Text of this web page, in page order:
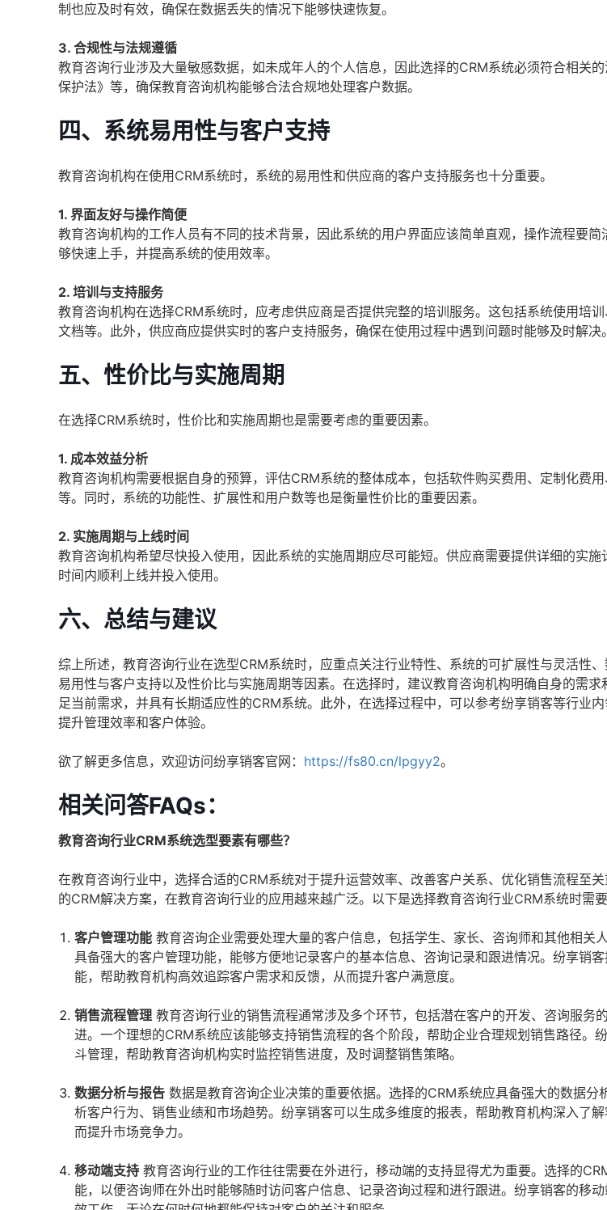
制也应及时有效，确保在数据丢失的情况下能够快速恢复。
3. 合规性与法规遵循
教育咨询行业涉及大量敏感数据，如未成年人的个人信息，因此选择的CRM系统必须符合相关
保护法》等，确保教育咨询机构能够合法合规地处理客户数据。
四、系统易用性与客户支持
教育咨询机构在使用CRM系统时，系统的易用性和供应商的客户支持服务也十分重要。
1. 界面友好与操作简便
教育咨询机构的工作人员有不同的技术背景，因此系统的用户界面应该简单直观，操作流程要
够快速上手，并提高系统的使用效率。
2. 培训与支持服务
教育咨询机构在选择CRM系统时，应考虑供应商是否提供完整的培训服务。这包括系统使用培
文档等。此外，供应商应提供实时的客户支持服务，确保在使用过程中遇到问题时能够及时解决。
五、性价比与实施周期
在选择CRM系统时，性价比和实施周期也是需要考虑的重要因素。
1. 成本效益分析
教育咨询机构需要根据自身的预算，评估CRM系统的整体成本，包括软件购买费用、定制化费
等。同时，系统的功能性、扩展性和用户数等也是衡量性价比的重要因素。
2. 实施周期与上线时间
教育咨询机构希望尽快投入使用，因此系统的实施周期应尽可能短。供应商需要提供详细的实
时间内顺利上线并投入使用。
六、总结与建议
综上所述，教育咨询行业在选型CRM系统时，应重点关注行业特性、系统的可扩展性与灵活性
易用性与客户支持以及性价比与实施周期等因素。在选择时，建议教育咨询机构明确自身的需
足当前需求，并具有长期适应性的CRM系统。此外，在选择过程中，可以参考纷享销客等行业
提升管理效率和客户体验。
欲了解更多信息，欢迎访问纷享销客官网： https://fs80.cn/lpgyy2。
相关问答FAQs：
教育咨询行业CRM系统选型要素有哪些？
在教育咨询行业中，选择合适的CRM系统对于提升运营效率、改善客户关系、优化销售流程至
的CRM解决方案，在教育咨询行业的应用越来越广泛。以下是选择教育咨询行业CRM系统时需
客户管理功能 教育咨询企业需要处理大量的客户信息，包括学生、家长、咨询师和其他相关
具备强大的客户管理功能，能够方便地记录客户的基本信息、咨询记录和跟进情况。纷享销
能，帮助教育机构高效追踪客户需求和反馈，从而提升客户满意度。
销售流程管理 教育咨询行业的销售流程通常涉及多个环节，包括潜在客户的开发、咨询服务
进。一个理想的CRM系统应该能够支持销售流程的各个阶段，帮助企业合理规划销售路径。
斗管理，帮助教育咨询机构实时监控销售进度，及时调整销售策略。
数据分析与报告 数据是教育咨询企业决策的重要依据。选择的CRM系统应具备强大的数据分
析客户行为、销售业绩和市场趋势。纷享销客可以生成多维度的报表，帮助教育机构深入了
而提升市场竞争力。
移动端支持 教育咨询行业的工作往往需要在外进行，移动端的支持显得尤为重要。选择的
能，以便咨询师在外出时能够随时访问客户信息、记录咨询过程和进行跟进。纷享销客的移